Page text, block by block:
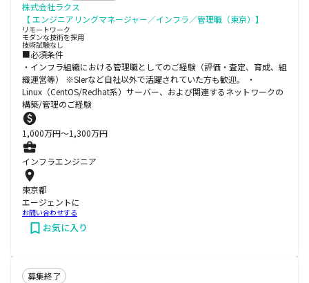
株式会社ラクス
【 エンジニアリングマネージャー／インフラ／管理職（東京）】
リモートワーク
モダンな技術を採用
技術試験なし
■必須条件
・インフラ組織における管理職としてのご経験（評価・査定、育成、組
織運営等） ※SIerなど自社以外で活躍されていた方も歓迎。 ・
Linux（CentOS/Redhat系）サーバー、および関連するネットワークの
構築/管理のご経験
1,000万円〜1,300万円
インフラエンジニア
東京都
エージェントに
お問い合わせする
お気に入り
募集終了